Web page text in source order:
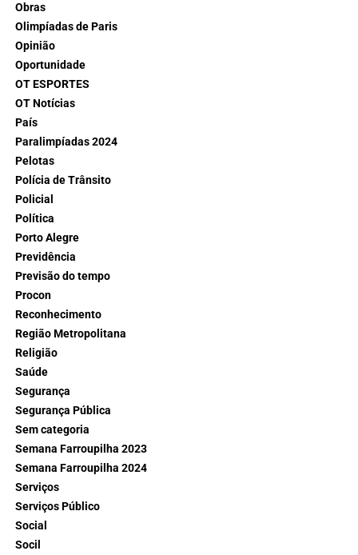
Obras
Olimpíadas de Paris
Opinião
Oportunidade
OT ESPORTES
OT Notícias
País
Paralimpíadas 2024
Pelotas
Polícia de Trânsito
Policial
Política
Porto Alegre
Previdência
Previsão do tempo
Procon
Reconhecimento
Região Metropolitana
Religião
Saúde
Segurança
Segurança Pública
Sem categoria
Semana Farroupilha 2023
Semana Farroupilha 2024
Serviços
Serviços Público
Social
Socil